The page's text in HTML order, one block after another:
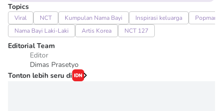
Topics
Viral NCT Kumpulan Nama Bayi Inspirasi keluarga
Nama Bayi Laki-Laki
Artis Korea NCT 127
Editorial Team
Editor
Dimas Prasetyo
Tonton lebih seru di